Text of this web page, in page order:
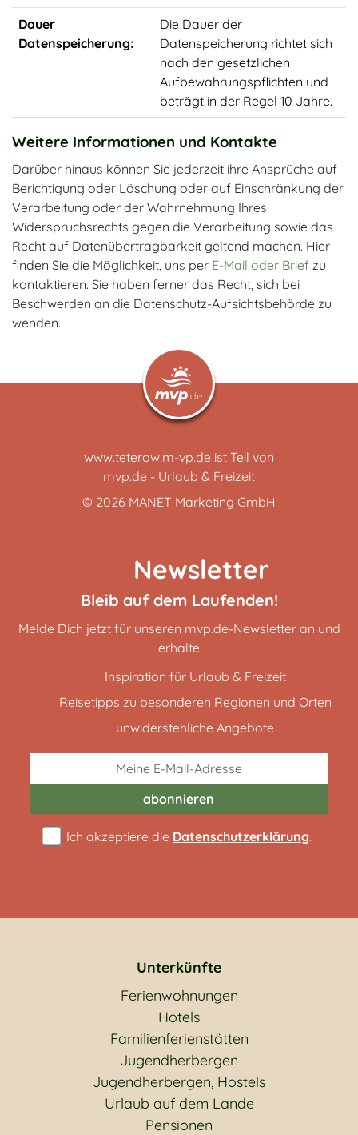
Dauer
Datenspeicherung:
Die Dauer der
Datenspeicherung richtet sich
nach den gesetzlichen
Aufbewahrungspflichten und
beträgt in der Regel 10 Jahre.
Weitere Informationen und Kontakte
Darüber hinaus können Sie jederzeit ihre Ansprüche auf
Berichtigung oder Löschung oder auf Einschränkung der
Verarbeitung oder der Wahrnehmung Ihres
Widerspruchsrechts gegen die Verarbeitung sowie das
Recht auf Datenübertragbarkeit geltend machen. Hier
finden Sie die Möglichkeit, uns per E-Mail oder Brief zu
kontaktieren. Sie haben ferner das Recht, sich bei
Beschwerden an die Datenschutz-Aufsichtsbehörde zu
wenden.
www.teterow.m-vp.de ist Teil von
mvp.de - Urlaub & Freizeit
© 2026 MANET Marketing GmbH
Newsletter
Bleib auf dem Laufenden!
Melde Dich jetzt für unseren mvp.de-Newsletter an und
erhalte
Inspiration für Urlaub & Freizeit
Reisetipps zu besonderen Regionen und Orten
unwiderstehliche Angebote
abonnieren
Ich akzeptiere die Datenschutzerklärung.
Unterkünfte
Ferienwohnungen
Hotels
Familienferienstätten
Jugendherbergen
Jugendherbergen, Hostels
Urlaub auf dem Lande
Pensionen